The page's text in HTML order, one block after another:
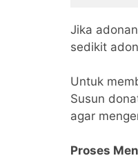
Jika
sedikit
Untuk
Susun
agar
Proses